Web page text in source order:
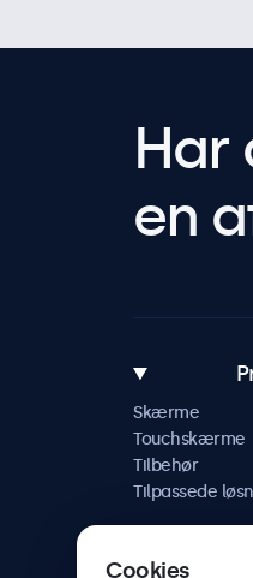
Har
en
Skærme
Touchskærme
Tilbehør
Tilpassede
Cookies